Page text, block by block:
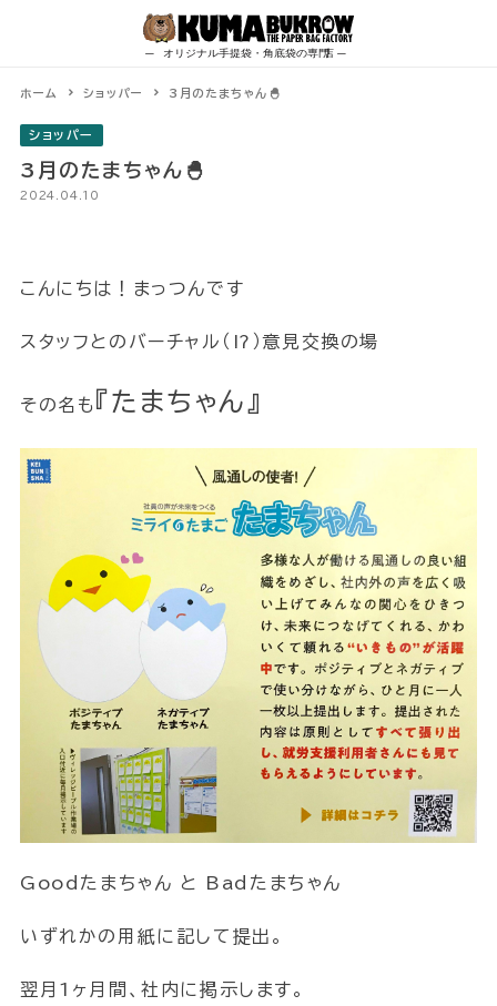
ホーム ショッパー 3月のたまちゃん🐣
ショッパー
3月のたまちゃん🐣
2024.04.10
こんにちは！まっつんです
スタッフとのバーチャル（⁉）意見交換の場
その名も 『たまちゃん』
Goodたまちゃん と Badたまちゃん
いずれかの用紙に記して提出。
翌月1ヶ月間、社内に掲示します。